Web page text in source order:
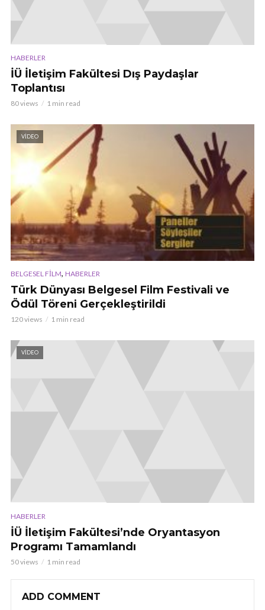
HABERLER
İÜ İletişim Fakültesi Dış Paydaşlar
Toplantısı
80 views 1 min read
VIDEO
BELGESEL FILM, HABERLER
Türk Dünyası Belgesel Film Festivali ve
Ödül Töreni Gerçekleştirildi
120 views 1 min read
VIDEO
HABERLER
İÜ İletişim Fakültesi’nde Oryantasyon
Programı Tamamlandı
50 views 1 min read
ADD COMMENT